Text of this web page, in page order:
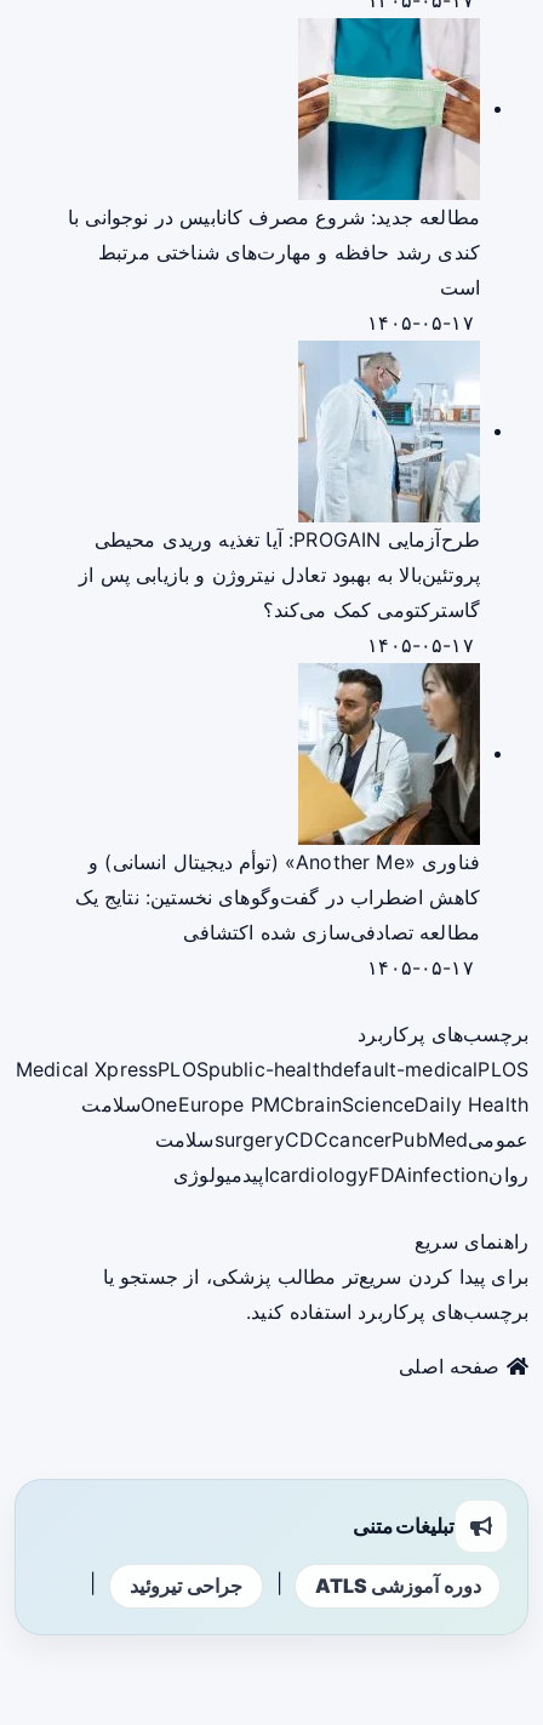
مطالعه جدید: شروع مصرف کانابیس در نوجوانی با
کندی رشد حافظه و مهارت‌های شناختی مرتبط
است
طرح‌آزمایی PROGAIN: آیا تغذیه وریدی محیطی
پروتئین‌بالا به بهبود تعادل نیتروژن و بازیابی پس از
گاسترکتومی کمک می‌کند؟
فناوری «Another Me» (توأم دیجیتال انسانی) و
کاهش اضطراب در گفت‌وگوهای نخستین: نتایج یک
مطالعه تصادفی‌سازی شده اکتشافی
برچسب‌های پرکاربرد
Medical XpressPLOSpublic-healthdefault-medicalPLOS
OneEurope PMCbrainScienceDaily Health
سلامت
عمومی
surgeryCDCcancerPubMed
سلامت
روان
cardiologyFDAinfection اپیدمیولوژی
راهنمای سریع
برای پیدا کردن سریع‌تر مطالب پزشکی، از جستجو یا
برچسب‌های پرکاربرد استفاده کنید.
صفحه اصلی
تبلیغات متنی
دوره آموزشی ATLS جراحی تیروئید